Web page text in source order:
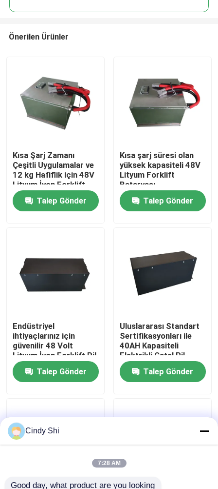
Ev
Hakkımızda
Kalite kontrol
Bir teklif isteği
Elektrikli Forklift Lityum İyon Pil
Transpalet Aküsü
Önerilen Ürünler
Kısa Şarj Zamanı
Çeşitli Uygulamalar ve
12 kg Hafiflik için 48V
Lityum İyon Forklift
Bataryası
Talep Gönder
Kısa şarj süresi olan
yüksek kapasiteli 48V
Lityum Forklift
Bataryası
Talep Gönder
Endüstriyel
ihtiyaçlarınız için
güvenilir 48 Volt
Lityum İyon Forklift Pil
Talep Gönder
Uluslararası Standart
Sertifikasyonları ile
40AH Kapasiteli
Elektrikli Çatal Pil
Talep Gönder
Cindy Shi
7:28 AM
Good day, what product are you looking